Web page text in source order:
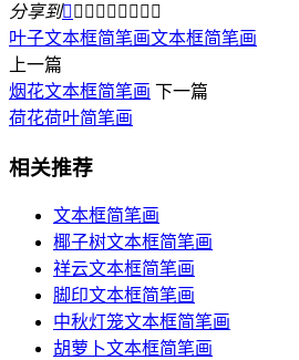
分享到        
叶子文本框简笔画文本框简笔画
上一篇
烟花文本框简笔画 下一篇
荷花荷叶简笔画
相关推荐
文本框简笔画
椰子树文本框简笔画
祥云文本框简笔画
脚印文本框简笔画
中秋灯笼文本框简笔画
胡萝卜文本框简笔画